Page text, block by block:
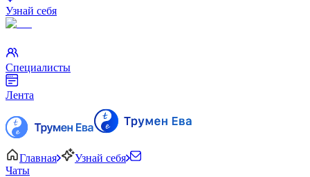
Узнай себя
Специалисты
Лента
Главная
Узнай себя
Чаты